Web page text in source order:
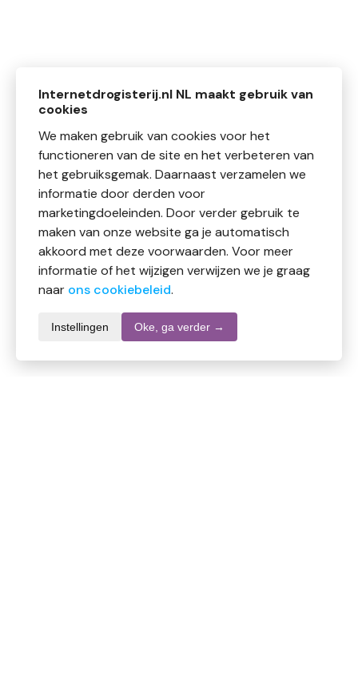
Internetdrogisterij.nl NL maakt gebruik van
cookies
We maken gebruik van cookies voor het
functioneren van de site en het verbeteren van
het gebruiksgemak. Daarnaast verzamelen we
informatie door derden voor
marketingdoeleinden. Door verder gebruik te
maken van onze website ga je automatisch
akkoord met deze voorwaarden. Voor meer
informatie of het wijzigen verwijzen we je graag
naar ons cookiebeleid.
Instellingen Oke, ga verder →